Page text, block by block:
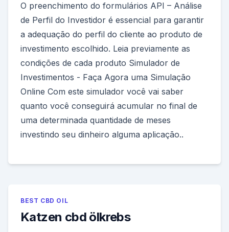
O preenchimento do formulários API – Análise
de Perfil do Investidor é essencial para garantir
a adequação do perfil do cliente ao produto de
investimento escolhido. Leia previamente as
condições de cada produto Simulador de
Investimentos - Faça Agora uma Simulação
Online Com este simulador você vai saber
quanto você conseguirá acumular no final de
uma determinada quantidade de meses
investindo seu dinheiro alguma aplicação..
BEST CBD OIL
Katzen cbd ölkrebs